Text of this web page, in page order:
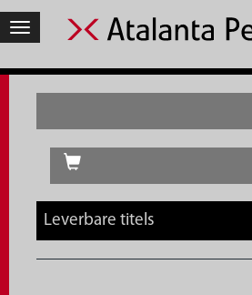
Toggle
Leverbare titels